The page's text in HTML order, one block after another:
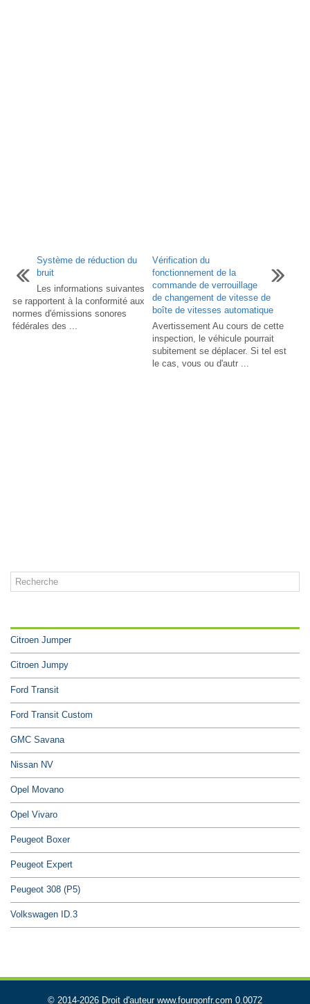
Système de réduction du
bruit
Les informations suivantes
se rapportent à la conformité aux
normes d'émissions sonores
fédérales des ...
Vérification du
fonctionnement de la
commande de verrouillage
de changement de vitesse de
boîte de vitesses automatique
Avertissement Au cours de cette
inspection, le véhicule pourrait
subitement se déplacer. Si tel est
le cas, vous ou d'autr ...
Citroen Jumper
Citroen Jumpy
Ford Transit
Ford Transit Custom
GMC Savana
Nissan NV
Opel Movano
Opel Vivaro
Peugeot Boxer
Peugeot Expert
Peugeot 308 (P5)
Volkswagen ID.3
© 2014-2026 Droit d'auteur www.fourgonfr.com 0.0072